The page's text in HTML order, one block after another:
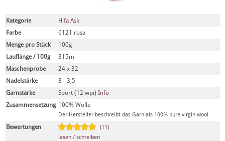
Kategorie
Hifa Ask
Farbe
6121 rosa
Menge pro Stück
100g
Lauflänge / 100g
315m
Maschenprobe
24 x 32
Nadelstärke
3 - 3,5
Garnstärke
Sport (12 wpi) Info
Zusammensetzung 100% Wolle
Der Hersteller beschreibt das Garn als 100% pure virgin wool
Bewertungen
(11)
lesen / schreiben